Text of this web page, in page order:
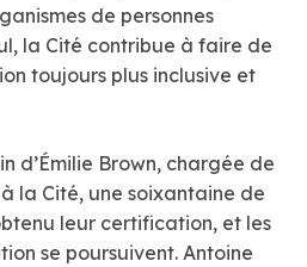
de personnes
la Cité contribue à faire de
toujours plus inclusive et
d’Émilie Brown, chargée de
la Cité, une soixantaine de
leur certification, et les
se poursuivent. Antoine